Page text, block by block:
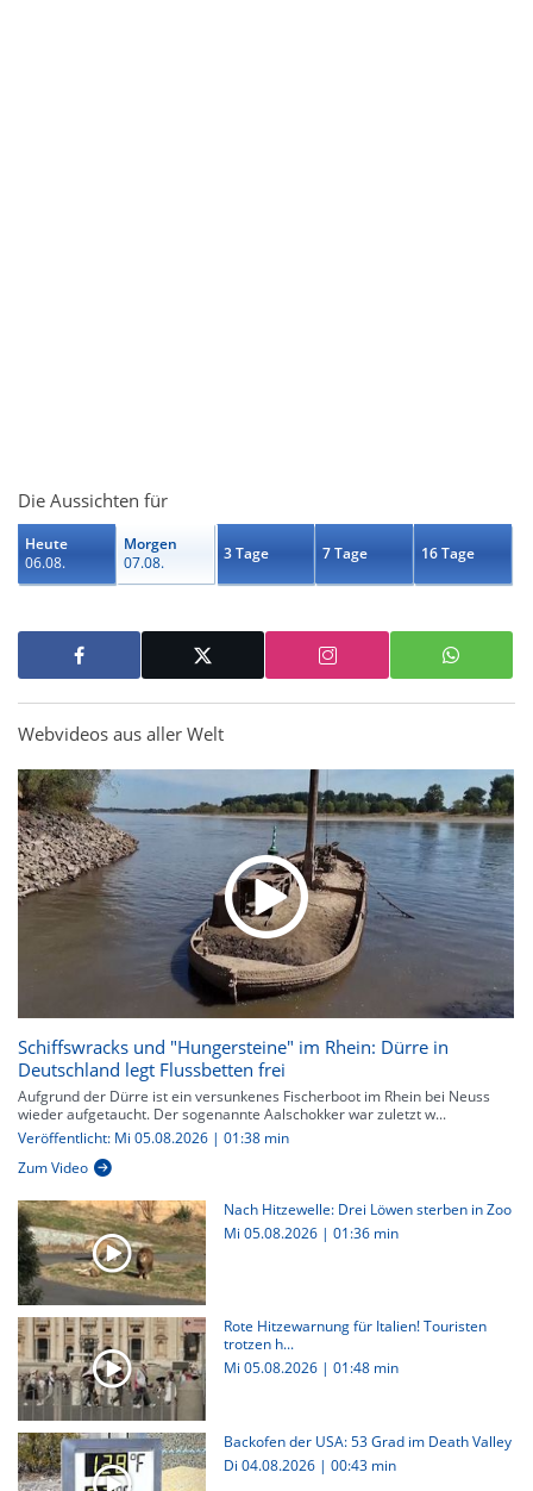
Die Aussichten für
Heute
06.08.
Morgen
07.08.
3 Tage 7 Tage 16 Tage
Webvideos aus aller Welt
Schiffswracks und "Hungersteine" im Rhein: Dürre in
Deutschland legt Flussbetten frei
Aufgrund der Dürre ist ein versunkenes Fischerboot im Rhein bei Neuss
wieder aufgetaucht. Der sogenannte Aalschokker war zuletzt w...
Veröffentlicht: Mi 05.08.2026 | 01:38 min
Zum Video
Nach Hitzewelle: Drei Löwen sterben in Zoo
Mi 05.08.2026 | 01:36 min
Rote Hitzewarnung für Italien! Touristen
trotzen h...
Mi 05.08.2026 | 01:48 min
Backofen der USA: 53 Grad im Death Valley
Di 04.08.2026 | 00:43 min